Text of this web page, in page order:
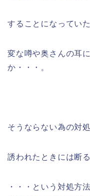
することになってい
変な噂や奥さんの耳
か・・・。
そうならない為の対
誘われたときには断る
・・・という対処方